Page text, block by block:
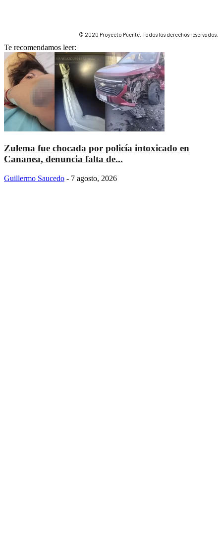
© 2020 Proyecto Puente. Todos los derechos reservados.
Te recomendamos leer:
Zulema fue chocada por policía intoxicado en
Cananea, denuncia falta de...
Guillermo Saucedo - 7 agosto, 2026